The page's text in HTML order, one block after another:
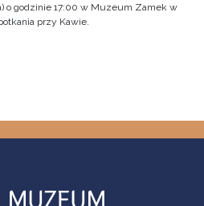
o godzinie 17:00 w Muzeum Zamek w
przy Kawie.